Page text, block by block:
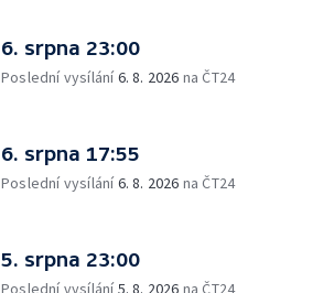
6. srpna 23:00
Poslední vysílání6. 8. 2026 na ČT24
6. srpna 17:55
Poslední vysílání6. 8. 2026 na ČT24
5. srpna 23:00
Poslední vysílání5. 8. 2026 na ČT24